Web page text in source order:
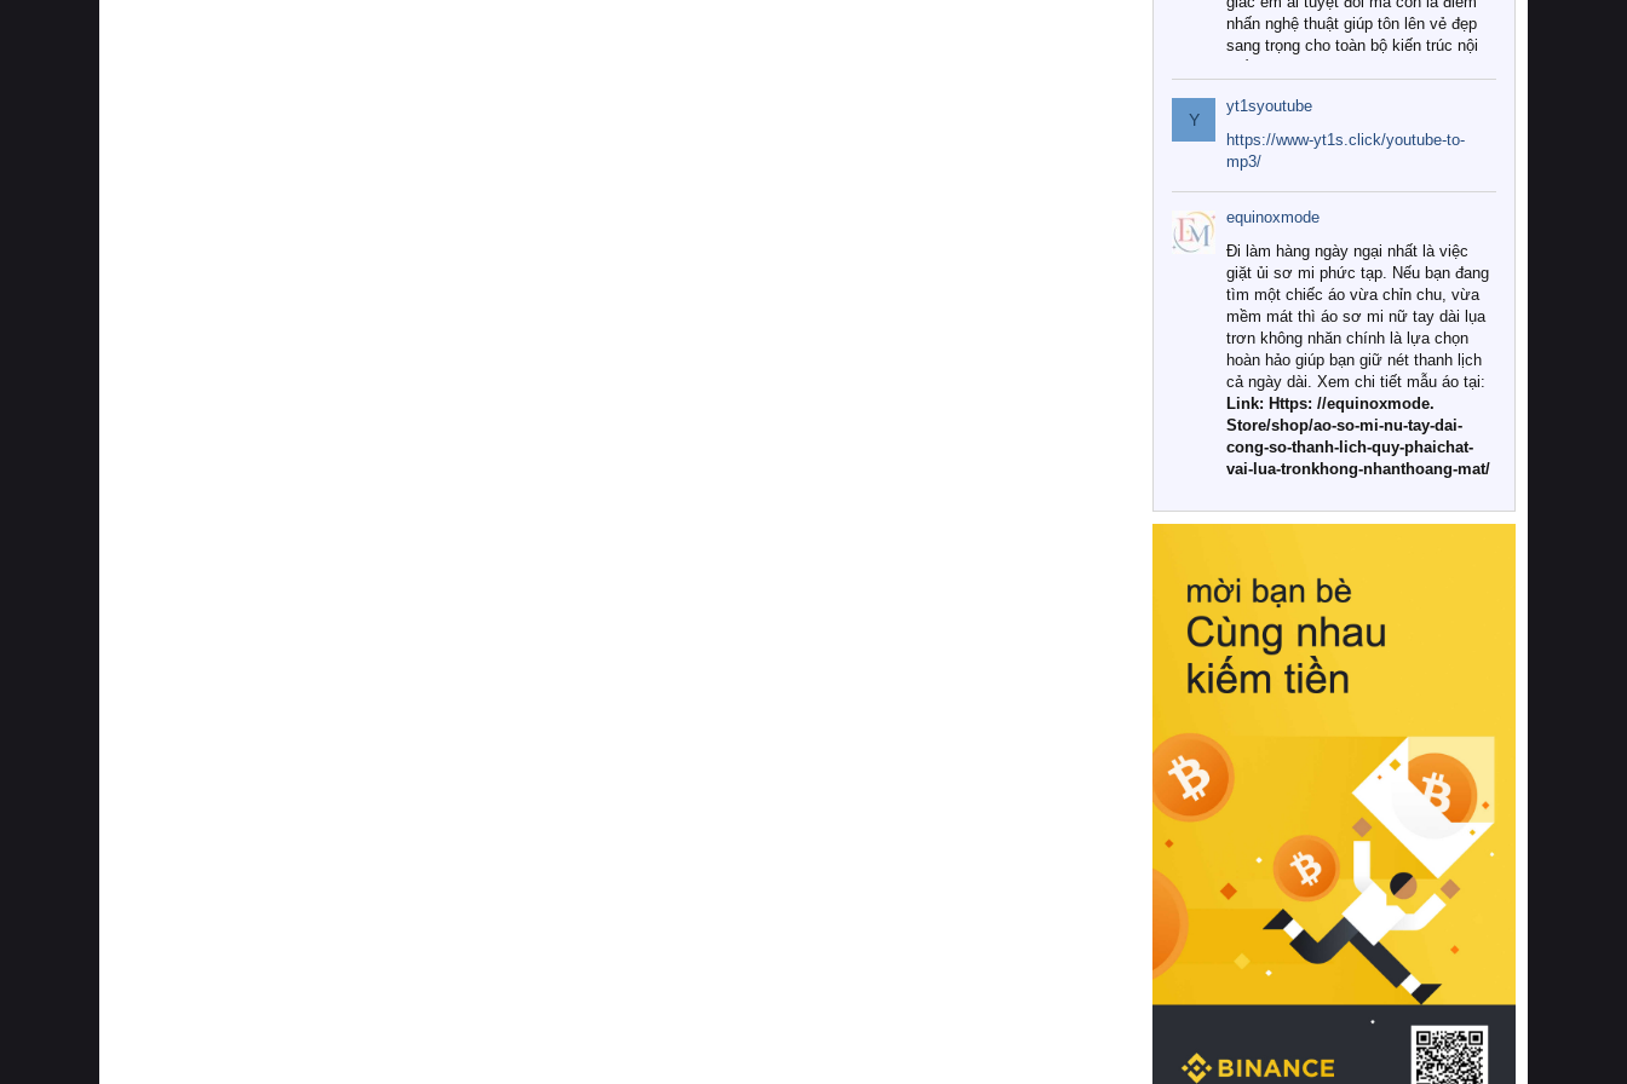
nhấn nghệ thuật giúp tôn lên vẻ đẹp
sang trọng cho toàn bộ kiến trúc nội
Tuy nhiên, giữa thị trường đa dạng
với vô vàn thương hiệu và mẫu mã
như hiện nay, làm thế nào để chọn
được những bộ chăn ga gối đệm cao
cấp thực sự chất lượng, phù hợp với
khí hậu và nhu cầu sử dụng của gia
đình? Hãy cùng chúng tôi đi tìm lời
giải đáp chi tiết qua bài viết dưới đây.
1. Tại sao các gia đình hiện đại lại ưa
chuộng chăn ga gối đệm cao cấp?
Khác với các dòng sản phẩm thông
thường, những bộ chăn ga gối đệm
cao cấp trải qua quy trình sản xuất
nghiêm ngặt từ khâu chọn lọc nguyên
liệu tự nhiên đến công nghệ dệt
nhuộm hiện đại không chứa hóa chất
này, bạn sẽ cảm nhận rõ rệt sự khác
hồi chuẩn xác của phần đệm nâng đỡ
cột sống.
Bên cạnh đó, việc lựa chọn các dòng
sản phẩm đạt chuẩn chất lượng quốc
tế còn giúp ngăn ngừa tình trạng kích
khuẩn và nấm mốc trong điều kiện
thời tiết nóng ẩm. Bạn có thể tìm hiểu
thêm các nghiên cứu khoa học về tác
động của giấc ngủ và môi trường
phòng ngủ đối với sức khỏe con
người tại Sleep Foundation (External
Link) để có cái nhìn toàn diện hơn.
2. Các tiêu chí vàng khi lựa chọn
chăn ga gối đệm cao cấp cho phòng
ngủ
Để sở hữu một bộ chăn ga gối đệm
cao cấp hoàn hảo cả về thẩm mỹ lẫn
công năng, người tiêu dùng cần cân
nhắc kỹ lưỡng các tiêu chí quan trọng
Y
yt1syoutube
https://www-yt1s.click/youtube-to-
mp3/
equinoxmode
Đi làm hàng ngày ngại nhất là việc
giặt ủi sơ mi phức tạp. Nếu bạn đang
tìm một chiếc áo vừa chỉn chu, vừa
mềm mát thì áo sơ mi nữ tay dài lụa
trơn không nhăn chính là lựa chọn
hoàn hảo giúp bạn giữ nét thanh lịch
cả ngày dài. Xem chi tiết mẫu áo tại:
Link: Https: //equinoxmode.
Store/shop/ao-so-mi-nu-tay-dai-
cong-so-thanh-lich-quy-phaichat-
vai-lua-tronkhong-nhanthoang-mat/